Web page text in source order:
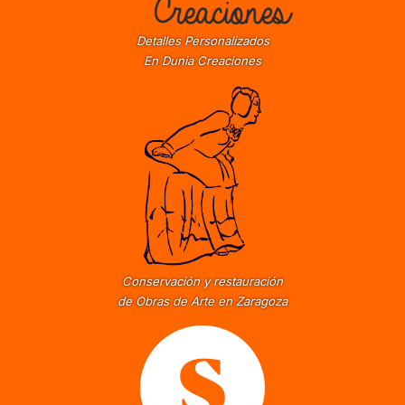
Detalles Personalizados
En Dunia Creaciones
Conservación y restauración
de Obras de Arte en Zaragoza